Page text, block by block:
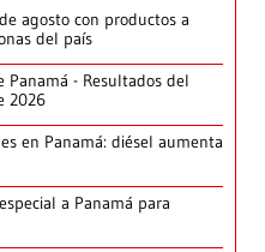
agosto con productos a
del país
Panamá - Resultados del
2026
en Panamá: diésel aumenta
a Panamá para